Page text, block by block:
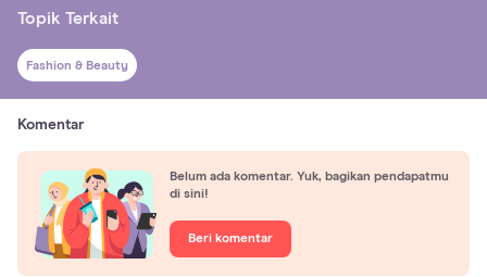
Topik Terkait
Fashion & Beauty
Komentar
Belum ada komentar. Yuk, bagikan pendapatmu
di sini!
Beri komentar